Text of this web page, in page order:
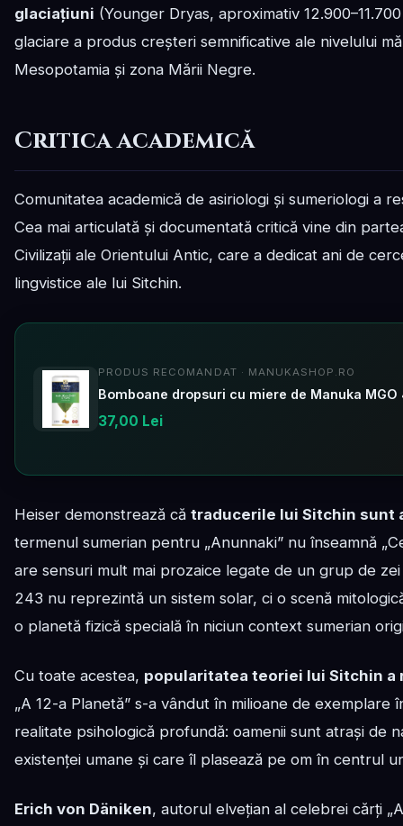
glaciațiuni (Younger Dryas, aproximativ
glaciare a produs creșteri semnificative ale nivelului
Mesopotamia și zona Mării Negre.
Critica academică
Comunitatea academică de asiriologi și sumeriologi a
Cea mai articulată și documentată critică vine din
Civilizații ale Orientului Antic, care a dedicat ani de
lingvistice ale lui Sitchin.
PRODUS RECOMANDAT · MANUKASHOP.RO
37,00 Lei
Heiser demonstrează că traducerile lui Sitchin sunt
termenul sumerian pentru „Anunnaki” nu înseamnă
are sensuri mult mai prozaice legate de un grup de
243 nu reprezintă un sistem solar, ci o scenă
o planetă fizică specială în niciun context sumerian
Cu toate acestea, popularitatea teoriei lui Sitchin a
„A 12-a Planetă” s-a vândut în milioane de exemplare
realitate psihologică profundă: oamenii sunt atrași de
existenței umane și care îl plasează pe om în centrul
Erich von Däniken, autorul elvețian al celebrei cărți